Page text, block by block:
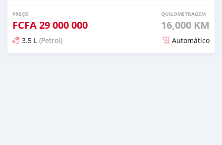
PREÇO
FCFA29 000 000
QUILOMETRAGEM
16,000 KM
3.5 L (Petrol) Automático